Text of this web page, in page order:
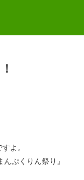
よ。
ぷくりん祭り』